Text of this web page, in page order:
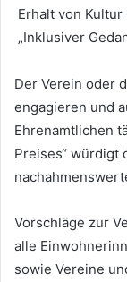
Erhalt von
„Inklusiver
Der Verein oder
engagieren und
Ehrenamtlichen
Preises“ würdigt
Vorschläge zur
alle
sowie Vereine